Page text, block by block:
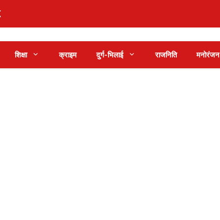
शिक्षा क्राइम दुर्ग-भिलाई राजनिति मनोरंजन